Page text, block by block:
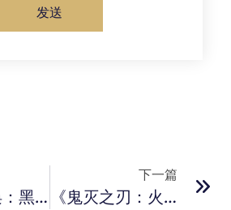
发送
《使命召唤：黑色行动7》传闻或将回归经典 过往角色回归
下一篇
《鬼灭之刃：火神血风谭2》新角色预告 游戏8月全球发售